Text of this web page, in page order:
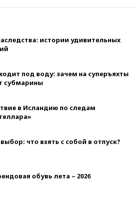
истории удивительных
под воду: зачем на суперъяхты
субмарины
в Исландию по следам
что взять с собой в отпуск?
обувь лета – 2026